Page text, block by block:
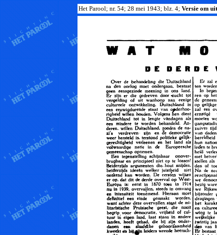
Het Parool; nr. 54; 28 mei 1943; blz. 4; Versie om